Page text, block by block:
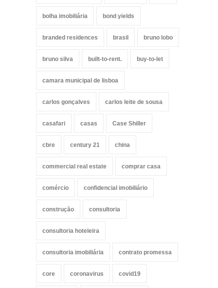
bolha imobiliária bond yields
branded residences brasil bruno lobo
bruno silva built-to-rent. buy-to-let
camara municipal de lisboa
carlos gonçalves carlos leite de sousa
casafari casas Case Shiller
cbre century 21 china
commercial real estate comprar casa
comércio confidencial imobiliário
construção consultoria
consultoria hoteleira
consultoria imobiliária contrato promessa
core coronavirus covid19